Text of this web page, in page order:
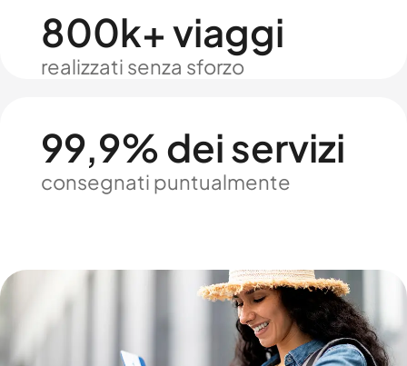
800k+ viaggi
realizzati senza sforzo
99,9% dei servizi
consegnati puntualmente